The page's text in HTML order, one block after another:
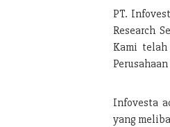
PT.
Research
Kami
Infovesta
yang